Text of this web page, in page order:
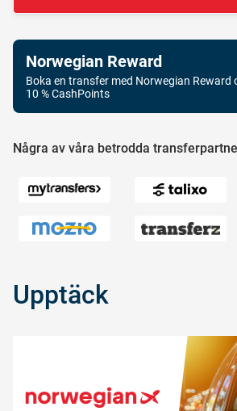
Norwegian Reward
Boka en transfer med Norwegian Reward
10 % CashPoints
Några av våra betrodda
Upptäck